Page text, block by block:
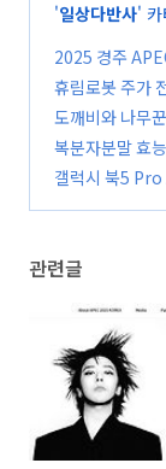
'일상다반사' 카
2025 경주
사전등록 꿀팁
휴림로봇 주가
성은?
(0)
도깨비와 나무
복분자분말 효
산화, 부작용
갤럭시 북5 Pro
관련글